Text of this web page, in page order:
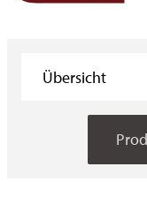
Übersicht
Eigenschaften